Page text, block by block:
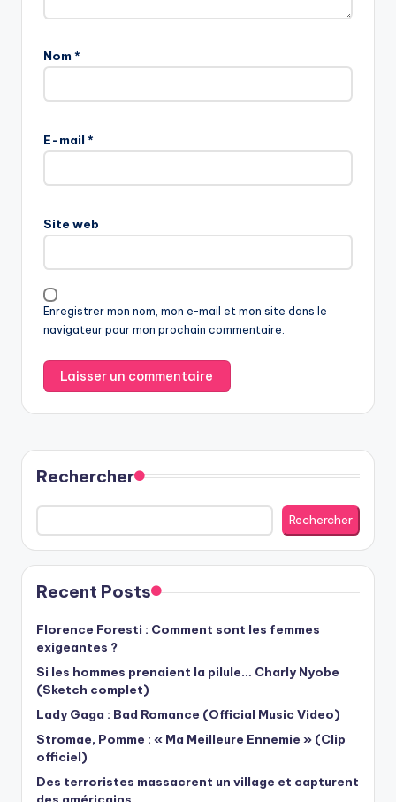
Nom *
E-mail *
Site web
Enregistrer mon nom, mon e-mail et mon site dans le
navigateur pour mon prochain commentaire.
Rechercher
Rechercher
Recent Posts
Florence Foresti : Comment sont les femmes
exigeantes ?
Si les hommes prenaient la pilule… Charly Nyobe
(Sketch complet)
Lady Gaga : Bad Romance (Official Music Video)
Stromae, Pomme : « Ma Meilleure Ennemie » (Clip
officiel)
Des terroristes massacrent un village et capturent